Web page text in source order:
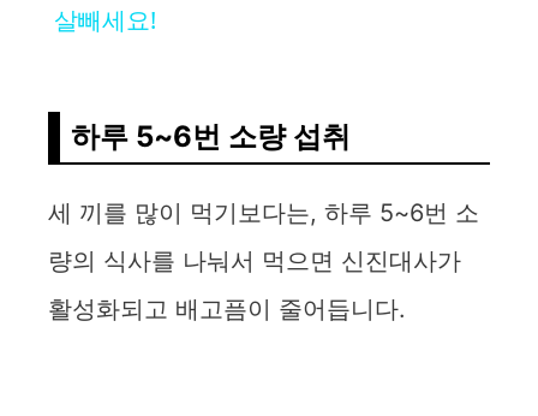
V
d
살빼세요!
하루 5~6번 소량 섭취
세 끼를 많이 먹기보다는, 하루 5~6번 소
량의 식사를 나눠서 먹으면 신진대사가
활성화되고 배고픔이 줄어듭니다.